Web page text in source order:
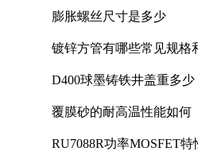
膨胀螺丝尺寸是多少
镀锌方管有哪些常见规格
D400球墨铸铁井盖重多少
覆膜砂的耐高温性能如何
RU7088R功率MOSFET